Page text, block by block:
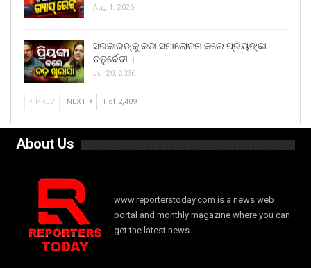
Aug 1, 2026
ସରକାରଙ୍କୁ କଡା ସମାଲୋଚନା କଲେ ପ୍ରିୟଙ୍କା
ଚତୁର୍ବେଦୀ ।
Jul 20, 2026
PREV NEXT 1 of 2,409
About Us
www.reporterstoday.com is a news web
portal and monthly magazine where you can
get the latest news.